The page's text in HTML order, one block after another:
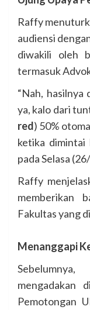
Raffy
audiensi
diwakili oleh
termasuk
“Nah, hasilnya
ya, kalo dari
red) 50%
ketika dimintai
pada Selasa
Raffy
memberikan
Fakultas yang
Menanggapi
mengadakan
Pemotongan